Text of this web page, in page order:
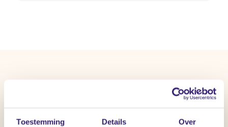
Toestemming Details Over
Veelgestelde vragen over
het metselwerk